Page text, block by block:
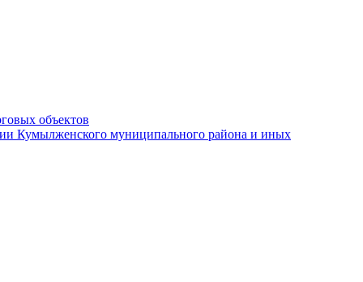
объектов
Кумылженского муниципального района и иных